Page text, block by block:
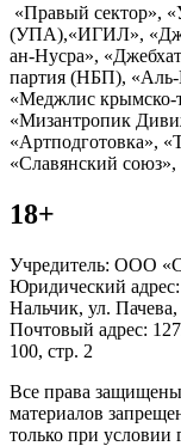
«Правый сектор»,
(УПА),«ИГИЛ»,
ан-Нусра»,
партия (НБП),
«Меджлис крымско-
«Мизантропик
«Артподготовка»,
«Славянский
18+
Учредитель: ООО
Юридический адрес:
Нальчик, ул.
Почтовый адрес:
100, стр. 2
Все права
материалов
только при условии